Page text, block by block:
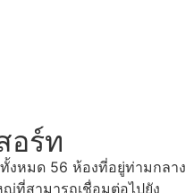
อร์ท
งหมด 56 ห้องที่อยู่ท่ามกลาง
ที่สามารถเชื่อมต่อไปยัง